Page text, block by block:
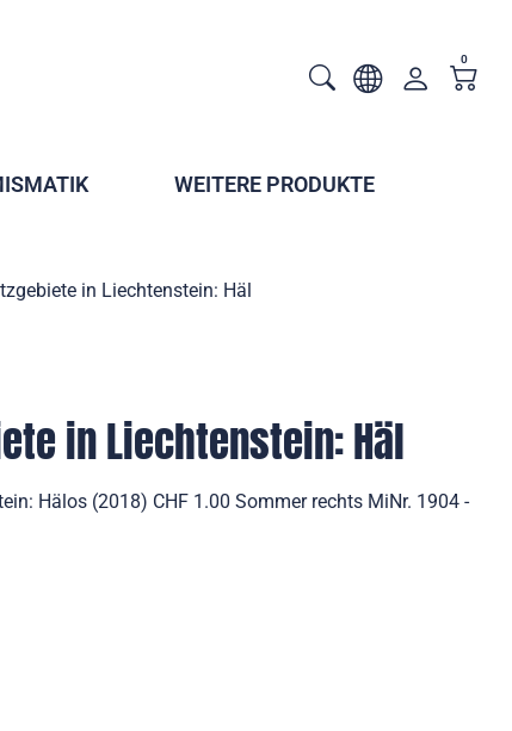
0
WEITERE PRODUKTE
in Liechtenstein: Häl
in Liechtenstein: Häl
Hälos (2018) CHF 1.00 Sommer rechts MiNr. 1904 -